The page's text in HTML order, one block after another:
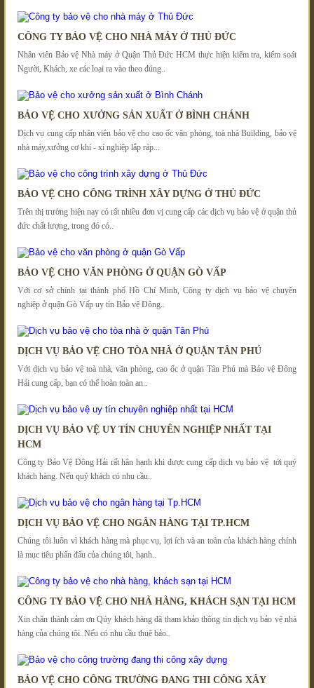
CÔNG TY BẢO VỆ CHO NHÀ MÁY Ở THỦ ĐỨC
Nhân viên Bảo vệ Nhà máy ở Quận Thủ Đức HCM thực hiện kiểm tra, kiểm soát
Người, Khách, xe các loại ra vào theo đúng..
BẢO VỆ CHO XƯỞNG SẢN XUẤT Ở BÌNH CHÁNH
Dịch vụ cung cấp nhân viên bảo vệ cho cao ốc văn phòng, toà nhà Building, bảo vệ
nhà máy,xưởng cơ khí - xí nghiệp lắp ráp...
BẢO VỆ CHO CÔNG TRÌNH XÂY DỰNG Ở THỦ ĐỨC
Trên thị trường hiện nay có rất nhiều đơn vị cung cấp các dịch vụ bảo vệ ở quận thủ
đức chất lượng, trong đó có..
BẢO VỆ CHO VĂN PHÒNG Ở QUẬN GÒ VẤP
Với cơ sở chính tại thành phố Hồ Chí Minh, Công ty dịch vụ bảo vệ chuyên
nghiệp ở quận Gò Vấp uy tín Bảo vệ Đông..
DỊCH VỤ BẢO VỆ CHO TÒA NHÀ Ở QUẬN TÂN PHÚ
Với dịch vụ bảo vệ toà nhà, văn phòng, cao ốc ở quận Tân Phú mà Bảo vệ Đông
Hải cung cấp, bạn có thể hoàn toàn an..
DỊCH VỤ BẢO VỆ UY TÍN CHUYÊN NGHIỆP NHẤT TẠI
HCM
Công ty Bảo Vệ Đông Hải rất hân hạnh khi được cung cấp dịch vụ bảo vệ tới quý
khách hàng. Nếu quý khách có nhu cầu..
DỊCH VỤ BẢO VỆ CHO NGÂN HÀNG TẠI TP.HCM
Chúng tôi luôn vì khách hàng mà phục vụ, lợi ích và an toàn của khách hàng chính
là mục tiêu phấn đấu của chúng tôi, hạnh..
CÔNG TY BẢO VỆ CHO NHÀ HÀNG, KHÁCH SẠN TẠI HCM
Xin chân thành cảm ơn Qúy khách hàng đã tham khảo thông tin dịch vụ bảo vệ nhà
hàng của chúng tôi. Nếu có nhu cầu thuê bảo..
BẢO VỆ CHO CÔNG TRƯỜNG ĐANG THI CÔNG XÂY